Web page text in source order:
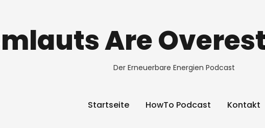
Are
Der Erneuerbare Energien Podcast
Startseite HowTo Podcast Kontakt